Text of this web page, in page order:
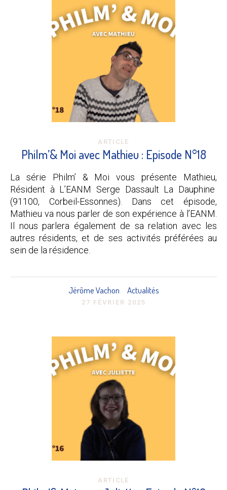
ARTICLE
Philm’& Moi avec Mathieu : Episode N°18
La série Philm’ & Moi vous présente Mathieu,
Résident à L’EANM Serge Dassault La Dauphine
(91100, Corbeil-Essonnes). Dans cet épisode,
Mathieu va nous parler de son expérience à l’EANM.
Il nous parlera également de sa relation avec les
autres résidents, et de ses activités préférées au
sein de la résidence.
Jérôme Vachon Actualités
27 FÉVRIER 2025
ARTICLE